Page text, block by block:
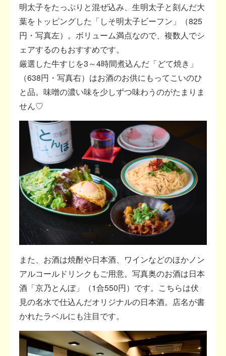
明太子をたっぷりと混ぜ込み、生明太子と刻んだ大
葉をトッピングした「しそ明太子ビーフン」（825
円・写真左）。ボリューム満点なので、複数人でシ
ェアするのもおすすめです。
厳選した牛すじを3～4時間煮込んだ「どて焼き」
（638円・写真右）はお酒のお供にもってこいのひ
と品。味噌の濃い味を少しずつ味わうのがたまりま
せん♡
また、お酒は焼酎や日本酒、ワインなどのほかノン
アルコールドリンクもご用意。写真奥のお酒は日本
酒「京乃とんぼ」（1合550円）です。こちらは伏
見の名水で仕込んだオリジナルの日本酒。店名が書
かれたラベルにも注目です。